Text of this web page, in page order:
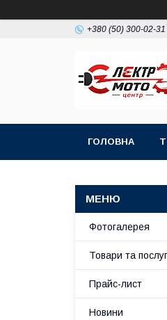
+380 (50) 300-02-31
ГОЛОВНА
Фотогалерея
Товари та
Прайс-лист
Новини